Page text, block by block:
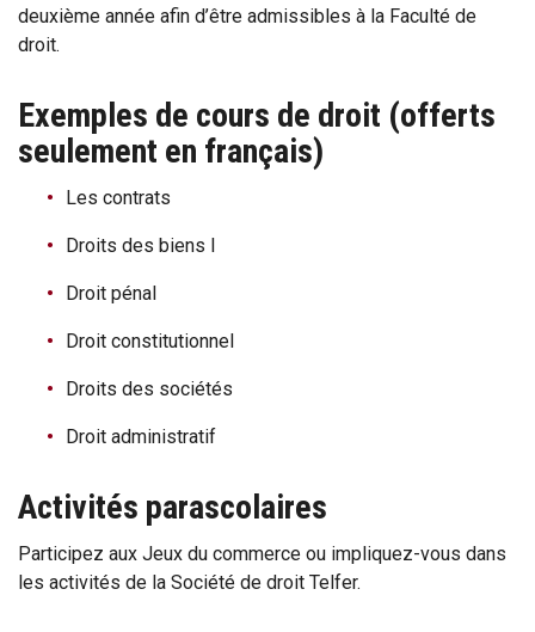
deuxième année afin d’être admissibles à la Faculté de
droit.
Exemples de cours de droit (offerts
seulement en français)
Les contrats
Droits des biens I
Droit pénal
Droit constitutionnel
Droits des sociétés
Droit administratif
Activités parascolaires
Participez aux Jeux du commerce ou impliquez-vous dans
les activités de la Société de droit Telfer.